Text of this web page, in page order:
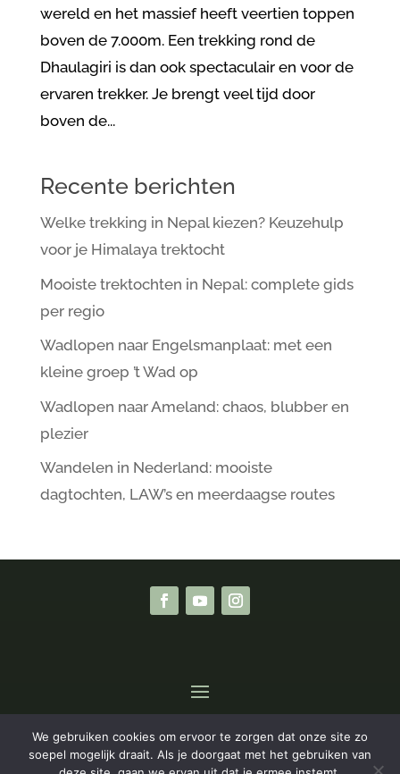
wereld en het massief heeft veertien toppen
boven de 7.000m. Een trekking rond de
Dhaulagiri is dan ook spectaculair en voor de
ervaren trekker. Je brengt veel tijd door
boven de...
Recente berichten
Welke trekking in Nepal kiezen? Keuzehulp
voor je Himalaya trektocht
Mooiste trektochten in Nepal: complete gids
per regio
Wadlopen naar Engelsmanplaat: met een
kleine groep ’t Wad op
Wadlopen naar Ameland: chaos, blubber en
plezier
Wandelen in Nederland: mooiste
dagtochten, LAW’s en meerdaagse routes
Privacyverklaring |Algemene Voorwaarden
We gebruiken cookies om ervoor te zorgen dat onze site zo
soepel mogelijk draait. Als je doorgaat met het gebruiken van